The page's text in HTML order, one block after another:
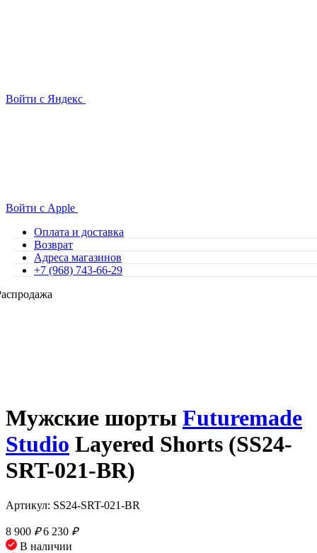
Войти с Яндекс
Войти с Apple
Оплата и доставка
Возврат
Адреса магазинов
+7 (968) 743-66-29
Мужские шорты Futuremade
Studio Layered Shorts (SS24-
SRT-021-BR)
Артикул: SS24-SRT-021-BR
8 900 ₽ 6 230 ₽
В наличии